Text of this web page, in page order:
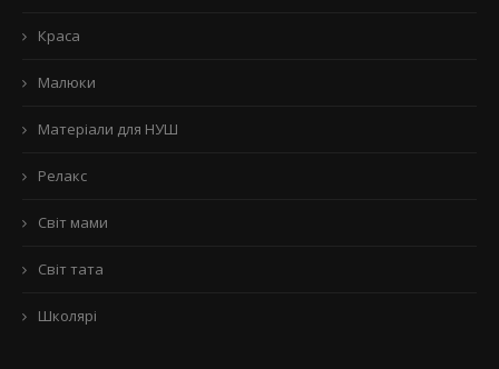
Краса
Малюки
Матеріали для НУШ
Релакс
Світ мами
Світ тата
Школярі